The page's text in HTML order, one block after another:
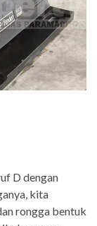
D dengan
kita
rongga bentuk